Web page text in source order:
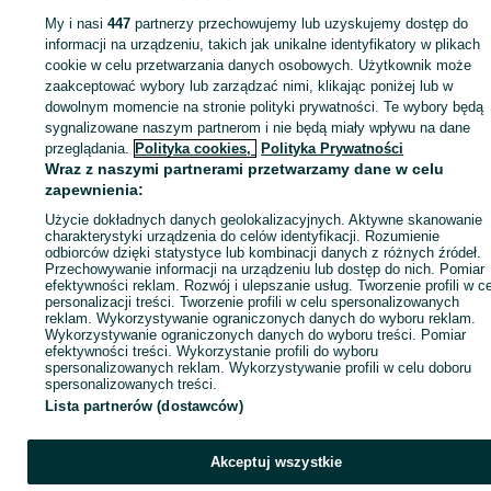
Zaloguj się lub załóż konto na OLX, aby skontaktować się z
sprzedającym
Zaloguj się / Załóż konto
My i nasi447 partnerzy przechowujemy lub uzyskujemy dostęp do
informacji na urządzeniu, takich jak unikalne identyfikatory w plikach
cookie w celu przetwarzania danych osobowych. Użytkownik może
zaakceptować wybory lub zarządzać nimi, klikając poniżej lub w
dowolnym momencie na stronie polityki prywatności. Te wybory będą
sygnalizowane naszym partnerom i nie będą miały wpływu na dane
przeglądania. Polityka cookies, Polityka Prywatności
Wraz z naszymi partnerami przetwarzamy dane w celu
zapewnienia:
Użycie dokładnych danych geolokalizacyjnych. Aktywne skanowanie
charakterystyki urządzenia do celów identyfikacji. Rozumienie
odbiorców dzięki statystyce lub kombinacji danych z różnych źródeł.
Przechowywanie informacji na urządzeniu lub dostęp do nich. Pomiar
efektywności reklam. Rozwój i ulepszanie usług. Tworzenie profili w
personalizacji treści. Tworzenie profili w celu spersonalizowanych
reklam. Wykorzystywanie ograniczonych danych do wyboru reklam.
Wykorzystywanie ograniczonych danych do wyboru treści. Pomiar
efektywności treści. Wykorzystanie profili do wyboru
spersonalizowanych reklam. Wykorzystywanie profili w celu doboru
spersonalizowanych treści.
Lista partnerów (dostawców)
Akceptuj wszystkie